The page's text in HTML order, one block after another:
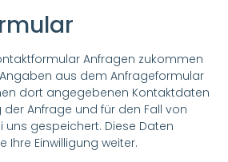
Anfragen zukommen
aus dem Anfrageformular
dort angegebenen Kontaktdaten
Anfrage und für den Fall von
uns gespeichert. Diese Daten
Ihre Einwilligung weiter.